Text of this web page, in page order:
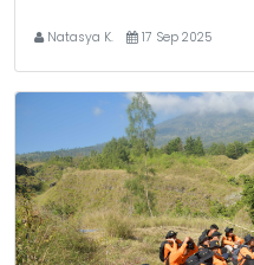
Natasya K. 17 Sep 2025